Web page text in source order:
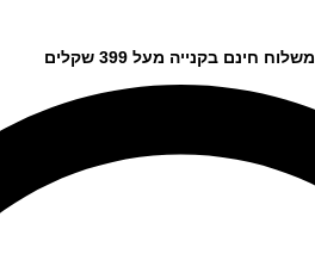
משלוח חינם בקנייה מעל 399 שקלים